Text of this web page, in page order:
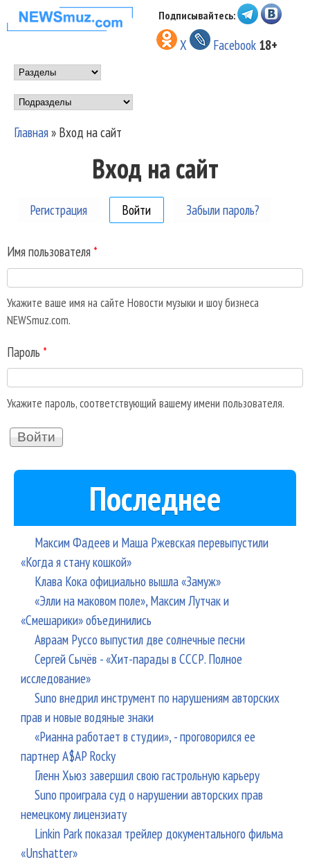
Перейти к основному
содержанию
НОВОСТИ
МУЗЫКИ И
ШОУ БИЗНЕСА
NEWSMUZ.COM
Подписывайтесь:
X Facebook 18+
Main menu
Подразделы
Вы здесь
Главная» Вход на сайт
Вход на сайт
Регистрация Войти (активная вкладка)
Забыли пароль?
Имя пользователя *
Укажите ваше имя на сайте Новости музыки и шоу бизнеса
NEWSmuz.com.
Пароль *
Укажите пароль, соответствующий вашему имени пользователя.
Последнее
Максим Фадеев и Маша Ржевская перевыпустили
«Когда я стану кошкой»
Клава Кока официально вышла «Замуж»
«Элли на маковом поле», Максим Лутчак и
«Смешарики» объединились
Авраам Руссо выпустил две солнечные песни
Сергей Сычёв - «Хит-парады в СССР. Полное
исследование»
Suno внедрил инструмент по нарушениям авторских
прав и новые водяные знаки
«Рианна работает в студии», - проговорился ее
партнер A$AP Rocky
Гленн Хьюз завершил свою гастрольную карьеру
Suno проиграла суд о нарушении авторских прав
немецкому лицензиату
Linkin Park показал трейлер документального фильма
«Unshatter»